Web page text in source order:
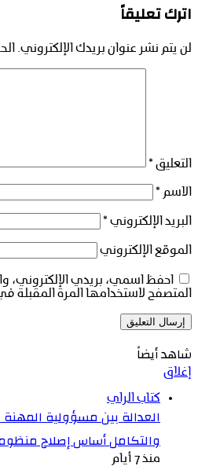
اترك تعليقاً
لن يتم نشر عنوان بريدك الإلكتروني.
التعليق *
الاسم *
البريد الإلكتروني *
الموقع الإلكتروني
احفظ اسمي، بريدي الإلكتروني،
المتصفح لاستخدامها المرة المقبلة
شاهد أيضاً
إغلاق
كتاب الراي
العدالة بين مسؤولية
والتكامل أساس إصلاح
منذ 7 أيام